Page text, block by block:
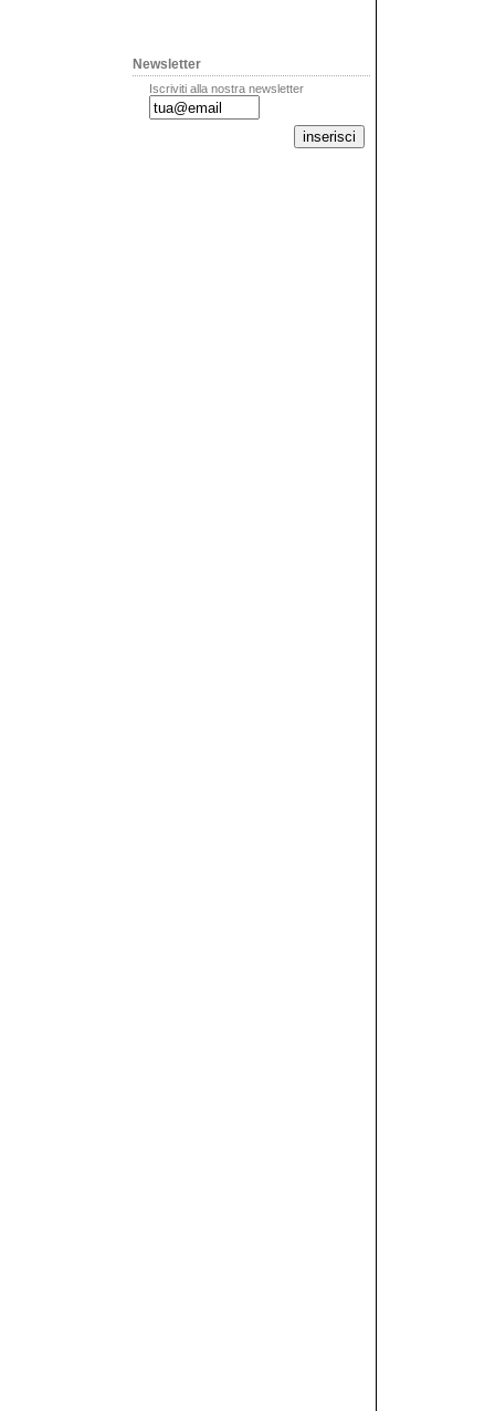
Newsletter
Iscriviti alla nostra newsletter